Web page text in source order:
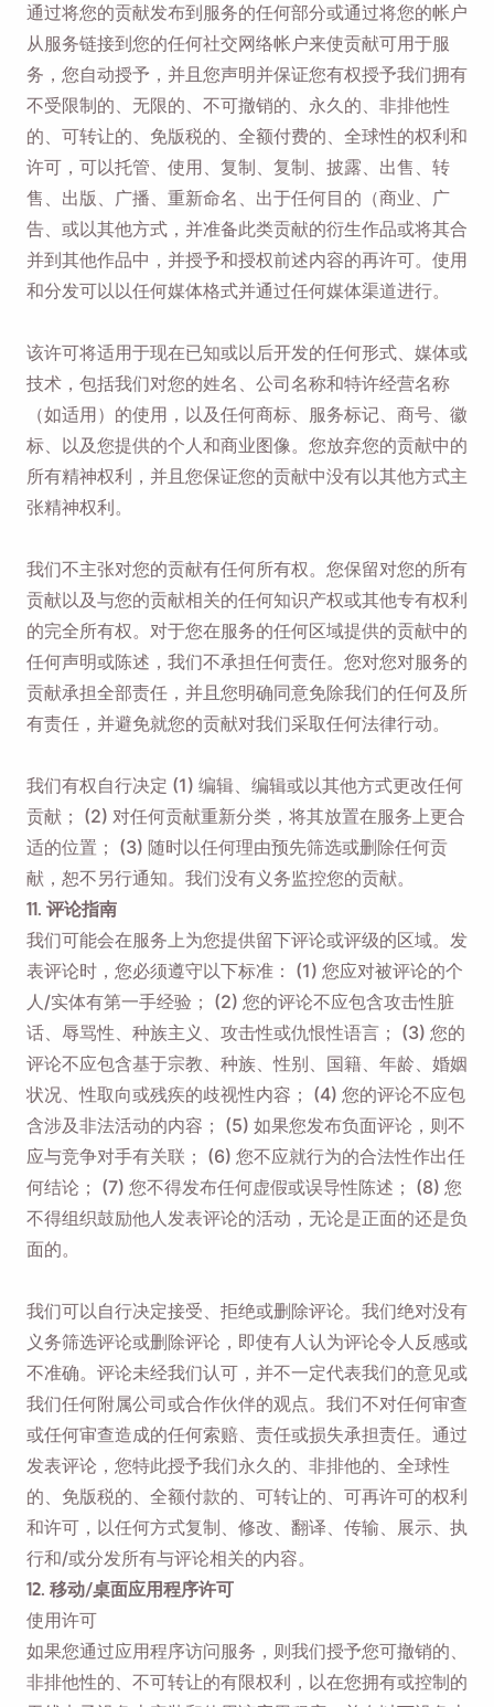
通过将您的贡献发布到服务的任何部分或通过将您的帐户
从服务链接到您的任何社交网络帐户来使贡献可用于服
务，您自动授予，并且您声明并保证您有权授予我们拥有
不受限制的、无限的、不可撤销的、永久的、非排他性
的、可转让的、免版税的、全额付费的、全球性的权利和
许可，可以托管、使用、复制、复制、披露、出售、转
售、出版、广播、重新命名、出于任何目的（商业、广
告、或以其他方式，并准备此类贡献的衍生作品或将其合
并到其他作品中，并授予和授权前述内容的再许可。使用
和分发可以以任何媒体格式并通过任何媒体渠道进行。
该许可将适用于现在已知或以后开发的任何形式、媒体或
技术，包括我们对您的姓名、公司名称和特许经营名称
（如适用）的使用，以及任何商标、服务标记、商号、徽
标、以及您提供的个人和商业图像。您放弃您的贡献中的
所有精神权利，并且您保证您的贡献中没有以其他方式主
张精神权利。
我们不主张对您的贡献有任何所有权。您保留对您的所有
贡献以及与您的贡献相关的任何知识产权或其他专有权利
的完全所有权。对于您在服务的任何区域提供的贡献中的
任何声明或陈述，我们不承担任何责任。您对您对服务的
贡献承担全部责任，并且您明确同意免除我们的任何及所
有责任，并避免就您的贡献对我们采取任何法律行动。
我们有权自行决定 (1) 编辑、编辑或以其他方式更改任何
贡献； (2) 对任何贡献重新分类，将其放置在服务上更合
适的位置； (3) 随时以任何理由预先筛选或删除任何贡
献，恕不另行通知。我们没有义务监控您的贡献。
11. 评论指南
我们可能会在服务上为您提供留下评论或评级的区域。发
表评论时，您必须遵守以下标准： (1) 您应对被评论的个
人/实体有第一手经验； (2) 您的评论不应包含攻击性脏
话、辱骂性、种族主义、攻击性或仇恨性语言； (3) 您的
评论不应包含基于宗教、种族、性别、国籍、年龄、婚姻
状况、性取向或残疾的歧视性内容； (4) 您的评论不应包
含涉及非法活动的内容； (5) 如果您发布负面评论，则不
应与竞争对手有关联； (6) 您不应就行为的合法性作出任
何结论； (7) 您不得发布任何虚假或误导性陈述； (8) 您
不得组织鼓励他人发表评论的活动，无论是正面的还是负
面的。
我们可以自行决定接受、拒绝或删除评论。我们绝对没有
义务筛选评论或删除评论，即使有人认为评论令人反感或
不准确。评论未经我们认可，并不一定代表我们的意见或
我们任何附属公司或合作伙伴的观点。我们不对任何审查
或任何审查造成的任何索赔、责任或损失承担责任。通过
发表评论，您特此授予我们永久的、非排他的、全球性
的、免版税的、全额付款的、可转让的、可再许可的权利
和许可，以任何方式复制、修改、翻译、传输、展示、执
行和/或分发所有与评论相关的内容。
12. 移动/桌面应用程序许可
使用许可
如果您通过应用程序访问服务，则我们授予您可撤销的、
非排他性的、不可转让的有限权利，以在您拥有或控制的